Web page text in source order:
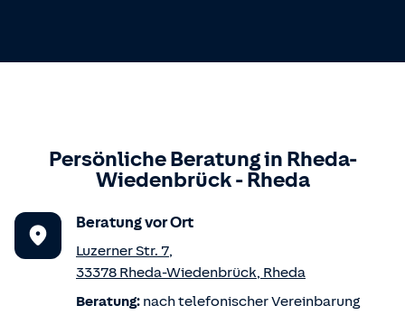
Persönliche Beratung in Rheda-
Wiedenbrück -Rheda
Beratung vor Ort
Luzerner Str. 7,
33378 Rheda-Wiedenbrück, Rheda
Beratung: nach telefonischer Vereinbarung